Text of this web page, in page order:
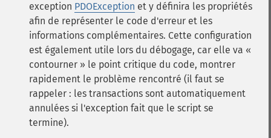
exception PDOException et y définira les propriétés
afin de représenter le code d'erreur et les
informations complémentaires. Cette configuration
est également utile lors du débogage, car elle va «
contourner » le point critique du code, montrer
rapidement le problème rencontré (il faut se
rappeler : les transactions sont automatiquement
annulées si l'exception fait que le script se
termine).